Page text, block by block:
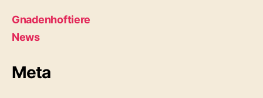
Gnadenhoftiere
News
Meta